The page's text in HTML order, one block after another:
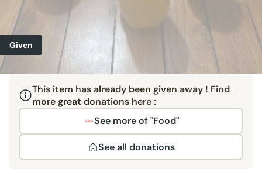
Given
This item has already been given away ! Find
more great donations here :
See more of "Food"
See all donations